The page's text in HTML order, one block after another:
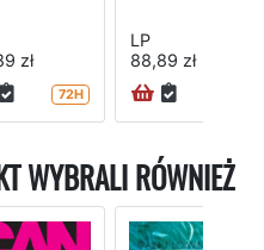
zł
72H
LP
88,89 zł
WYBRALI RÓWNIEŻ